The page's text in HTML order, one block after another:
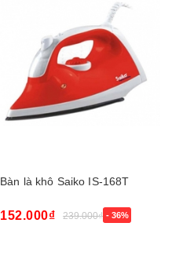
Bàn là khô Saiko IS-168T
152.000₫ 239.000₫ - 36%